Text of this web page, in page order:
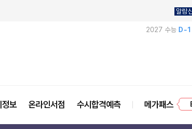
알람
2027 수능 D-
정보 온라인서점 수시합격예측 메가패스